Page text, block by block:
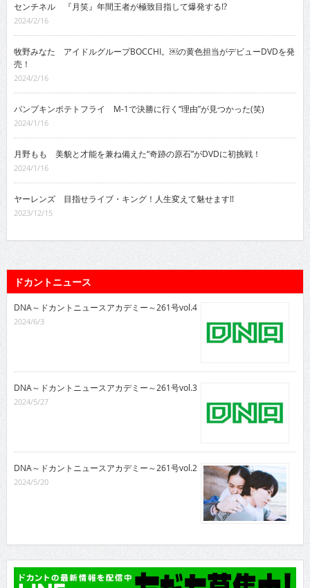
センチネル 『月笑』年間王者が極致目指して爆発する!?
2024/2/16
牧野みなた アイドルグループBOCCHI。￼の黄色担当がデビューDVDを発
売！
2024/2/16
パンプキンポテトフライ M-1で決勝に行く“理由”が見つかった(笑)
2024/1/16
月野もも 美貌と才能を兼ね備えた“奇跡の原石”がDVDに初挑戦！
2024/1/16
ヤーレンズ 目指せライブ・キング！人生変えて魅せます!!
2023/12/15
ドカントニュース
DNA～ドカントニュースアカデミー～261号vol.4
2024/6/3
DNA～ドカントニュースアカデミー～261号vol.3
2024/5/27
DNA～ドカントニュースアカデミー～261号vol.2
2024/5/20